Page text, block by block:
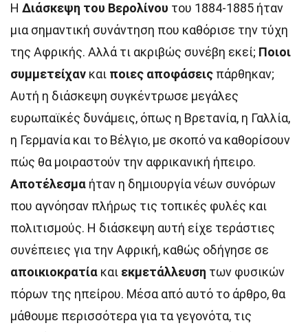
Η Διάσκεψη του Βερολίνου του 1884-1885 ήταν
μια σημαντική συνάντηση που καθόρισε την τύχη
της Αφρικής. Αλλά τι ακριβώς συνέβη εκεί; Ποιοι
συμμετείχαν και ποιες αποφάσεις πάρθηκαν;
Αυτή η διάσκεψη συγκέντρωσε μεγάλες
ευρωπαϊκές δυνάμεις, όπως η Βρετανία, η Γαλλία,
η Γερμανία και το Βέλγιο, με σκοπό να καθορίσουν
πώς θα μοιραστούν την αφρικανική ήπειρο.
Αποτέλεσμα ήταν η δημιουργία νέων συνόρων
που αγνόησαν πλήρως τις τοπικές φυλές και
πολιτισμούς. Η διάσκεψη αυτή είχε τεράστιες
συνέπειες για την Αφρική, καθώς οδήγησε σε
αποικιοκρατία και εκμετάλλευση των φυσικών
πόρων της ηπείρου. Μέσα από αυτό το άρθρο, θα
μάθουμε περισσότερα για τα γεγονότα, τις